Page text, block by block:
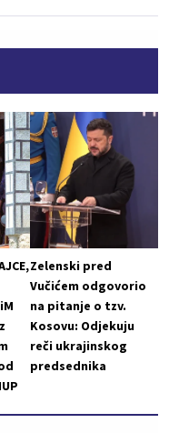
Zelenski pred
Vučićem odgovorio
na pitanje o tzv.
Kosovu: Odjekuju
reči ukrajinskog
predsednika